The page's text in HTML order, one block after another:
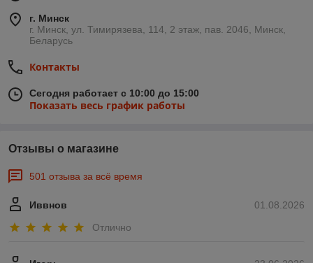
г. Минск
г. Минск, ул. Тимирязева, 114, 2 этаж, пав. 2046, Минск,
Беларусь
Контакты
Сегодня работает с 10:00 до 15:00
Показать весь график работы
Отзывы о магазине
501 отзыва за всё время
01.08.2026
Иввнов
Отлично